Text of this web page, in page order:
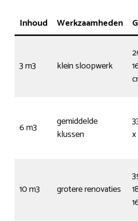
Inhoud Werkzaamheden
3 m3 klein sloopwerk
6 m3
gemiddelde
klussen
10 m3 grotere renovaties